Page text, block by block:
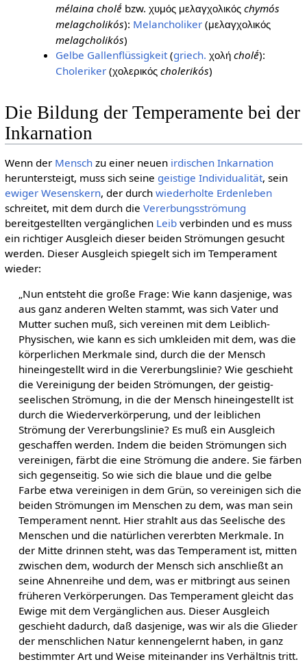
mélaina cholḗ bzw.χυμός μελαγχολικός chymós
melagcholikós): Melancholiker (μελαγχολικός
melagcholikós)
Gelbe Gallenflüssigkeit (griech. χολή cholḗ):
Choleriker (χολερικός cholerikós)
Die Bildung der Temperamente bei der
Inkarnation
Wenn der Menschzu einer neuen irdischen Inkarnation
heruntersteigt, muss sich seine geistige Individualität, sein
ewiger Wesenskern, der durch wiederholte Erdenleben
schreitet, mit dem durch die Vererbungsströmung
bereitgestellten vergänglichen Leibverbinden und es muss
ein richtiger Ausgleich dieser beiden Strömungen gesucht
werden. Dieser Ausgleich spiegelt sich im Temperament
wieder:
„Nun entsteht die große Frage: Wie kann dasjenige, was
aus ganz anderen Welten stammt, was sich Vater und
Mutter suchen muß, sich vereinen mit dem Leiblich-
Physischen, wie kann es sich umkleiden mit dem, was die
körperlichen Merkmale sind, durch die der Mensch
hineingestellt wird in die Vererbungslinie? Wie geschieht
die Vereinigung der beiden Strömungen, der geistig-
seelischen Strömung, in die der Mensch hineingestellt ist
durch die Wiederverkörperung, und der leiblichen
Strömung der Vererbungslinie? Es muß ein Ausgleich
geschaffen werden. Indem die beiden Strömungen sich
vereinigen, färbt die eine Strömung die andere. Sie färben
sich gegenseitig. So wie sich die blaue und die gelbe
Farbe etwa vereinigen in dem Grün, so vereinigen sich die
beiden Strömungen im Menschen zu dem, was man sein
Temperament nennt. Hier strahlt aus das Seelische des
Menschen und die natürlichen vererbten Merkmale. In
der Mitte drinnen steht, was das Temperament ist, mitten
zwischen dem, wodurch der Mensch sich anschließt an
seine Ahnenreihe und dem, was er mitbringt aus seinen
früheren Verkörperungen. Das Temperament gleicht das
Ewige mit dem Vergänglichen aus. Dieser Ausgleich
geschieht dadurch, daß dasjenige, was wir als die Glieder
der menschlichen Natur kennengelernt haben, in ganz
bestimmter Art und Weise miteinander ins Verhältnis tritt.